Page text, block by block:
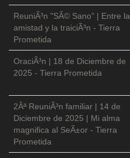
ReuniÃ³n "SÃ© Sano" | Entre la
amistad y la traiciÃ³n - Tierra
Prometida
OraciÃ³n | 18 de Diciembre de
2025 - Tierra Prometida
2Âª ReuniÃ³n familiar | 14 de
Diciembre de 2025 | Mi alma
magnifica al SeÃ±or - Tierra
Prometida